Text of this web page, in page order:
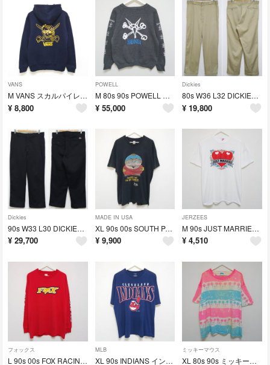
VANS
M VANS スカルパイレーツ スウェット パーカー クロスボーン USA
¥ 8,800
POWELL
M 80s 90s POWELL スウェット リザード ラットボーンズ USA製
¥ 55,000
Dickies
80s W36 L32 DICKIES ワークパンツ 874 チビタグ USA製
¥ 19,800
Dickies
90s W33 L30 DICKIES ワークパンツ 874 黒 USA製
¥ 29,700
MADE IN USA
XL 90s 00s SOUTH PARK サウスパーク Tシャツ 黒 USA製
¥ 9,900
JERZEES
M 90s JUST MARRIED ハート Tシャツ JERZEES USA製
¥ 4,510
フォックス
L 90s 00s FOX RACING ロンT 長袖 Tシャツ 赤 USA
MLB
XL 90s INDIANS インディアンス Tシャツ ワフー酋長 USA製
ミッキーマウス
XL 80s 90s ミッキーマウス アート Tシャツ MICKEY USA製